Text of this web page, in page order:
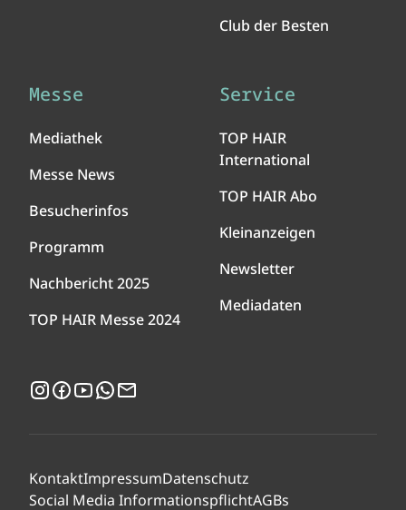
Club der Besten
Messe
Mediathek
Messe News
Besucherinfos
Programm
Nachbericht 2025
TOP HAIR Messe 2024
Service
TOP HAIR
International
TOP HAIR Abo
Kleinanzeigen
Newsletter
Mediadaten
Instagram
Facebook
YouTubeWhatsApp
KontaktImpressumDatenschutz
Social Media InformationspflichtAGBs